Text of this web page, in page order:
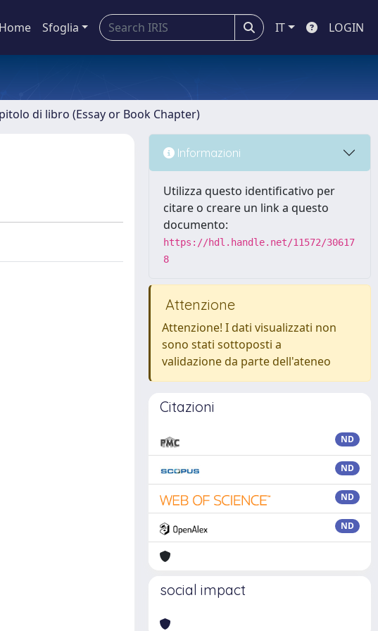
Home Sfoglia IT LOGIN
di libro (Essay or Book Chapter)
Informazioni
Utilizza questo identificativo per
citare o creare un link a questo
documento:
https://hdl.handle.net/11572/30617
8
Attenzione
Attenzione! I dati visualizzati non
sono stati sottoposti a
validazione da parte dell'ateneo
Citazioni
ND
ND
ND
ND
social impact